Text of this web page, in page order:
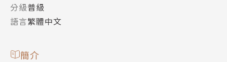
分級普級
語言繁體中文
簡介